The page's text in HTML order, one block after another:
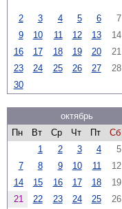
2
3 4 5 6 7
9
10 11 12 13 14
16
17 18 19 20 21
23
24 25 26 27 28
30
октябрь
Пн
Вт Ср Чт Пт Сб
1
2 3 4 5
7
8 9 10 11 12
14
15 16 17 18 19
21
22 23 24 25 26